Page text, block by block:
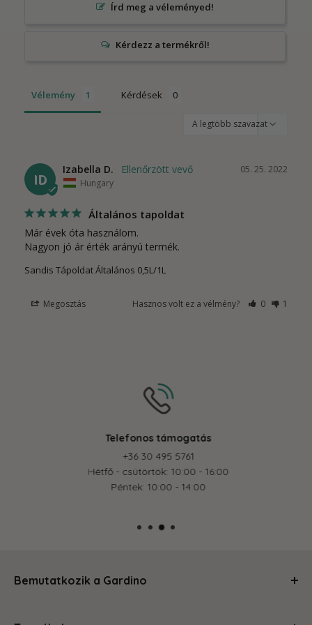
Írd meg a véleményed!
Vélemény Kérdések
ID
05. 25. 2022
Izabella D.
Hungary
Általános tapoldat
Már évek óta használom.
Nagyon jó ár érték arányú termék.
Sandis Tápoldat Általános 0,5L/1L
Megosztás Hasznos volt ez a vélmény? 0 1
Telefonos támogatás
+36 30 495 5761
Hétfő - csütörtök: 10:00 - 16:00
Péntek: 10:00 - 14:00
Bemutatkozik a Gardino